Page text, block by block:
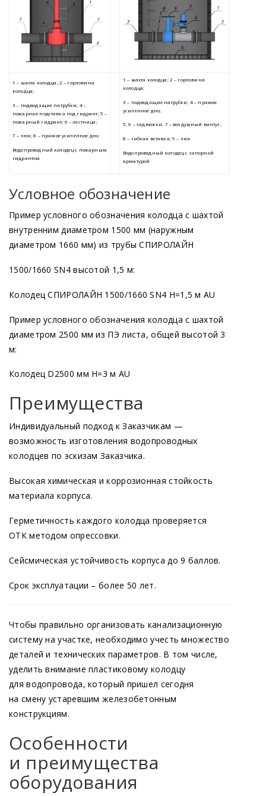
Продукция
Пластиковый колодец
Условное обозначение
Пример условного обозначения колодца с шахтой
внутренним диаметром 1500 мм (наружным
диаметром 1660 мм) из трубы СПИРОЛАЙН
1500/1660 SN4 высотой 1,5 м:
Колодец СПИРОЛАЙН 1500/1660 SN4 Н=1,5 м AU
Пример условного обозначения колодца с шахтой
диаметром 2500 мм из ПЭ листа, общей высотой 3
м:
Колодец D2500 мм Н=3 м AU
Преимущества
Индивидуальный подход к Заказчикам —
возможность изготовления водопроводных
колодцев по эскизам Заказчика.
Высокая химическая и коррозионная стойкость
материала корпуса.
Герметичность каждого колодца проверяется
ОТК методом опрессовки.
Сейсмическая устойчивость корпуса до 9 баллов.
Срок эксплуатации – более 50 лет.
Чтобы правильно организовать канализационную
систему на участке, необходимо учесть множество
деталей и технических параметров. В том числе,
уделить внимание пластиковому колодцу
для водопровода, который пришел сегодня
на смену устаревшим железобетонным
конструкциям.
Особенности
и преимущества
оборудования